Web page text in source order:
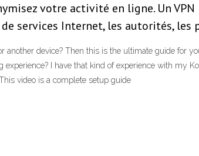
votre activité en ligne. Un
services Internet, les autorités,
device? Then this is the ultimate guide for
I have that kind of experience with my
video is a complete setup guide